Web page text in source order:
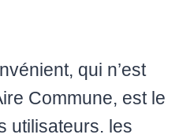
qui n’est
Commune, est le
utilisateurs. les